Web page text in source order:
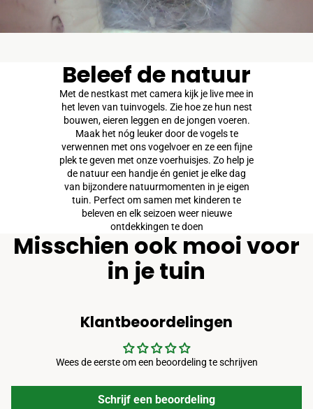
Beleef de natuur
Met de nestkast met camera kijk je live mee in
het leven van tuinvogels. Zie hoe ze hun nest
bouwen, eieren leggen en de jongen voeren.
Maak het nóg leuker door de vogels te
verwennen met ons vogelvoer en ze een fijne
plek te geven met onze voerhuisjes. Zo help je
de natuur een handje én geniet je elke dag
van bijzondere natuurmomenten in je eigen
tuin. Perfect om samen met kinderen te
beleven en elk seizoen weer nieuwe
ontdekkingen te doen
Misschien ook mooi voor
in je tuin
Klantbeoordelingen
Wees de eerste om een beoordeling te schrijven
Schrijf een beoordeling